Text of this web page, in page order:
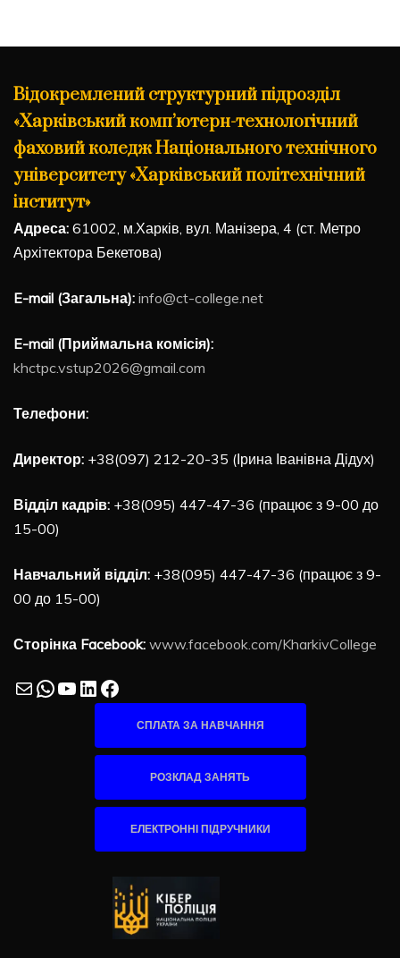
Відокремлений структурний підрозділ
«Харківський комп’ютерн-технологічний
фаховий коледж Національного технічного
університету «Харківський політехнічний
інститут»
Адреса: 61002, м.Харків, вул. Манізера, 4 (ст. Метро
Архітектора Бекетова)
E-mail (Загальна): info@ct-college.net
E-mail (Приймальна комісія):
khctpc.vstup2026@gmail.com
Телефони:
Директор: +38(097) 212-20-35 (Ірина Іванівна Дідух)
Відділ кадрів: +38(095) 447-47-36 (працює з 9-00 до
15-00)
Навчальний відділ: +38(095) 447-47-36 (працює з 9-
00 до 15-00)
Сторінка Facebook: www.facebook.com/KharkivCollege
MailWhatsApp
YouTube
LinkedIn
Facebook
СПЛАТА ЗА НАВЧАННЯ
РОЗКЛАД ЗАНЯТЬ
ЕЛЕКТРОННІ ПІДРУЧНИКИ